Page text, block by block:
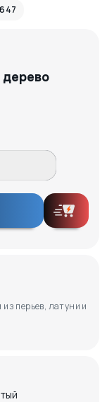
647
перьев, латуни и